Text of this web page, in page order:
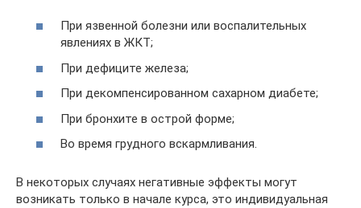
При язвенной болезни или воспалительных
явлениях в ЖКТ;
При дефиците железа;
При декомпенсированном сахарном диабете;
При бронхите в острой форме;
Во время грудного вскармливания.
В некоторых случаях негативные эффекты могут
возникать только в начале курса, это индивидуальная